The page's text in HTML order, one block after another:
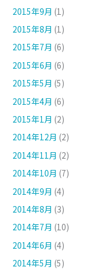
2015年9月 (1)
2015年8月 (1)
2015年7月 (6)
2015年6月 (6)
2015年5月 (5)
2015年4月 (6)
2015年1月 (2)
2014年12月 (2)
2014年11月 (2)
2014年10月 (7)
2014年9月 (4)
2014年8月 (3)
2014年7月 (10)
2014年6月 (4)
2014年5月 (5)